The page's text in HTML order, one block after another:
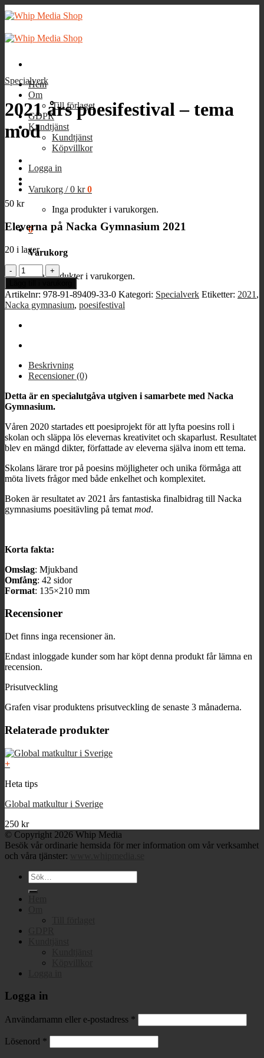
Skip
to
Hem
Om
Till förlaget
GDPR
Kundtjänst
Kundtjänst
Köpvillkor
Logga in
Varukorg /0 kr 0
Inga produkter i varukorgen.
0
Varukorg
Inga produkter i varukorgen.
Specialverk
2021 års poesifestival – tema
mod
50 kr
Eleverna på Nacka Gymnasium 2021
20 i lager
2021
års
poesifestival
–
tema
mod
Artikelnr: 978-91-89409-33-0 Kategori: Specialverk Etiketter: 2021 ,
Nacka gymnasium, poesifestival
Beskrivning
Recensioner (0)
Detta är en specialutgåva utgiven i samarbete med Nacka
Gymnasium.
Våren 2020 startades ett poesiprojekt för att lyfta poesins roll i
skolan och släppa lös elevernas kreativitet och skaparlust. Resultatet
blev en mängd dikter, författade av eleverna själva inom ett tema.
Skolans lärare tror på poesins möjligheter och unika förmåga att
möta livets frågor med både enkelhet och komplexitet.
Boken är resultatet av 2021 års fantastiska finalbidrag till Nacka
gymnasiums poesitävling på temat mod.
Korta fakta:
Omslag: Mjukband
Omfång: 42 sidor
Format: 135×210 mm
Recensioner
Det finns inga recensioner än.
Endast inloggade kunder som har köpt denna produkt får lämna en
recension.
Prisutveckling
Grafen visar produktens prisutveckling de senaste 3 månaderna.
Relaterade produkter
+
Heta tips
Global matkultur i Sverige
250 kr
© Copyright 2026 Whip Media
Besök vår ordinarie hemsida för mer information om vår verksamhet
och våra tjänster:
Sök
efter:
Logga in
Användarnamn eller e-postadress *
Lösenord *